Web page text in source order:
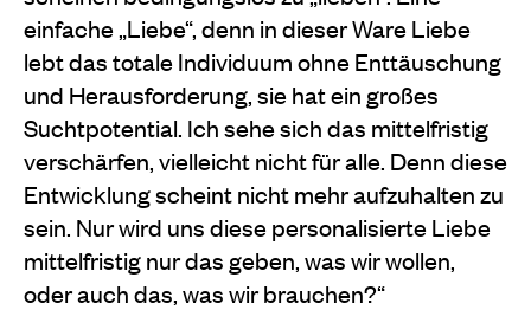
einfache „Liebe“, denn in dieser Ware Liebe
lebt das totale Individuum ohne Enttäuschung
und Herausforderung, sie hat ein großes
Suchtpotential. Ich sehe sich das mittelfristig
verschärfen, vielleicht nicht für alle. Denn diese
Entwicklung scheint nicht mehr aufzuhalten zu
sein. Nur wird uns diese personalisierte Liebe
mittelfristig nur das geben, was wir wollen,
oder auch das, was wir brauchen?“